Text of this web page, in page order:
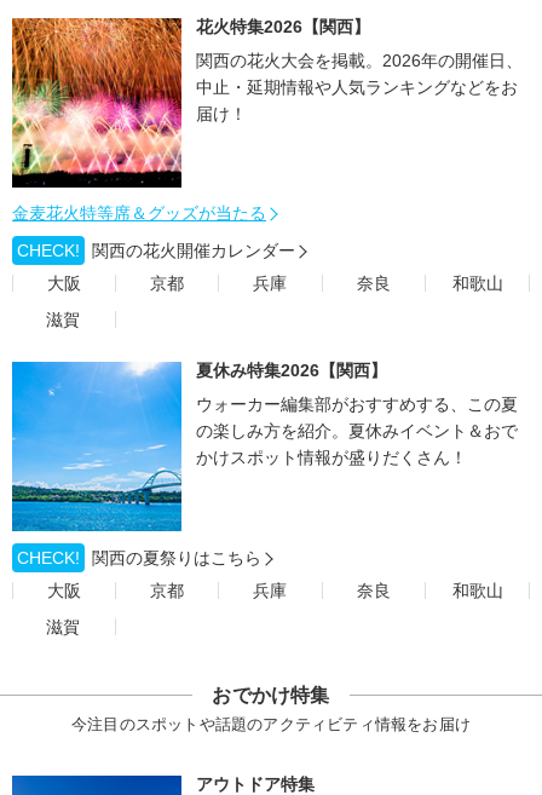
花火特集2026【関西】
関西の花火大会を掲載。2026年の開催日、
中止・延期情報や人気ランキングなどをお
届け！
金麦花火特等席＆グッズが当たる
CHECK!
関西の花火開催カレンダー
大阪
京都 兵庫 奈良
和歌山
滋賀
夏休み特集2026【関西】
ウォーカー編集部がおすすめする、この夏
の楽しみ方を紹介。夏休みイベント＆おで
かけスポット情報が盛りだくさん！
CHECK!
関西の夏祭りはこちら
大阪
京都 兵庫 奈良
和歌山
滋賀
おでかけ特集
今注目のスポットや話題のアクティビティ情報をお届け
アウトドア特集